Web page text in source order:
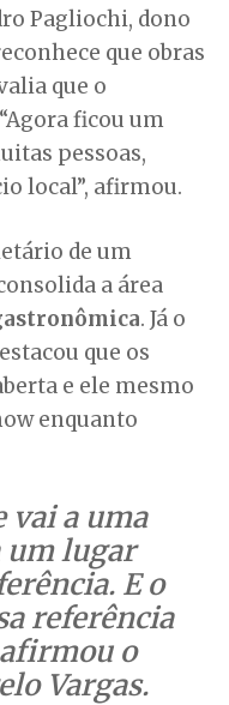
Pagliochi, dono
que obras
que o
ficou um
pessoas,
local”, afirmou.
de um
a área
. Já o
que os
e ele mesmo
enquanto
vai a uma
um lugar
E o
referência
afirmou o
Vargas.